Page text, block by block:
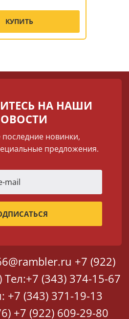
КУПИТЬ
НА НАШИ
новинки,
предложения.
+7 (922)
Тел:+7 (343) 374-15-67
+7 (343) 371-19-13
+7 (922) 609-29-80